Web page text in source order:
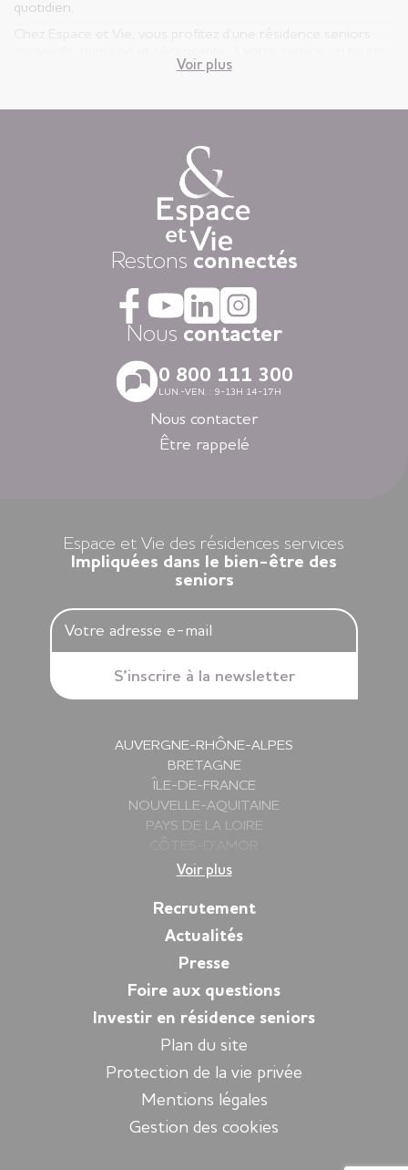
quotidien.
vie privatif et vous êtes libre d’y vivre selon votre rythme et
Chaque jour, nous mettons à disposition des animations
variées auxquelles, vous restez libre d’y participer, une
restauration « fait-maison », et une aide à la personne
attentionnée, réalisée par des équipes de professionnels
Dans nos résidences pour personnes âgées vous vivez dans
la tranquillité grâce au dispositif d’appel d’urgence et la
coordination médicale inclues. Faites le choix du confort
avec la restauration, la blanchisserie, l’espace coiffure-beauté
ou l’espace forme et détente à votre disposition dans vos
espaces communs.
Avec nos logements modernes et spécialement adaptés aux
personnes âgées vous vivez en toute autonomie dans des
villes agréables et des environnements soigneusement
sélectionnés en Nouvelle-Aquitaine, en Auvergne-Rhône-
Alpes, en Ile-de-France, en Bretagne et dans les Pays de la
Voir plus
Restons connectés
Nous contacter
0 800 111 300
LUN.-VEN. : 9-13H 14-17H
Nous contacter
Être rappelé
Espace et Vie des résidences services
Impliquées dans le bien-être des
seniors
AUVERGNE-RHÔNE-ALPES
BRETAGNE
ÎLE-DE-FRANCE
NOUVELLE-AQUITAINE
PAYS DE LA LOIRE
DEUX-SÈVRES
GIRONDE
HAUTE-SAVOIE
ISÈRE
LOIRE
LOIRE-ATLANTIQUE
MORBIHAN
PYRÉNÉES-ATLANTIQUES
SARTHE
YVELINES
Voir plus
Recrutement
Actualités
Presse
Foire aux questions
Investir en résidence seniors
Plan du site
Protection de la vie privée
Mentions légales
Gestion des cookies